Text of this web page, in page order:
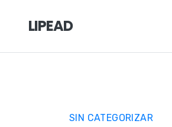
LIPEAD
SIN CATEGORIZAR